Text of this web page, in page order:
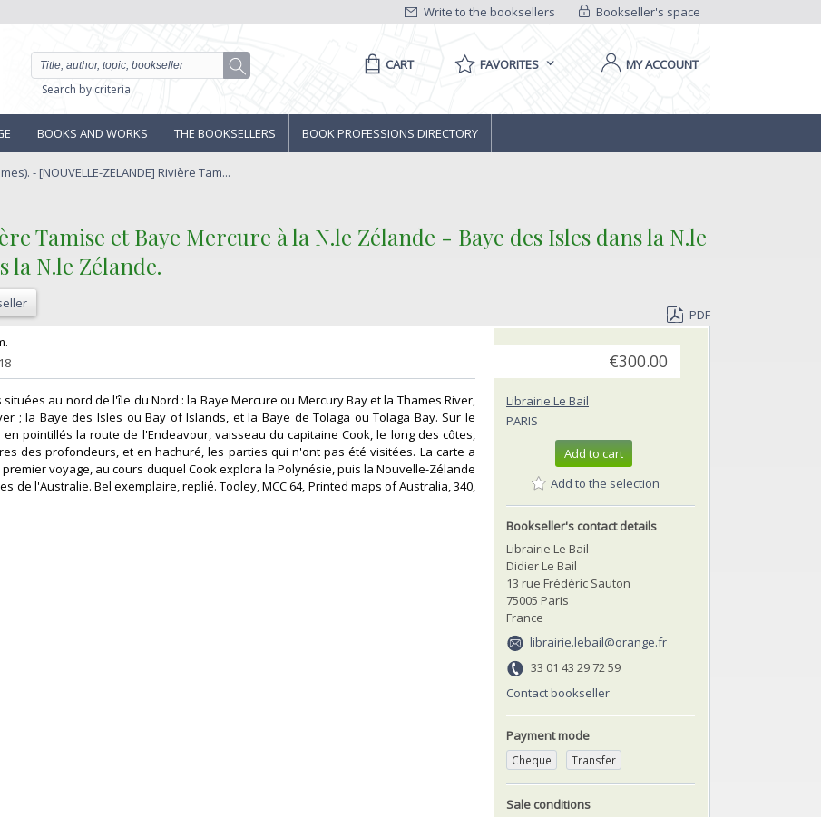
Bookseller's space
Write to the booksellers
Search by criteria
CART FAVORITES MY ACCOUNT
BOOKS AND WORKS THE BOOKSELLERS BOOK PROFESSIONS DIRECTORY
- [NOUVELLE-ZELANDE] Rivière Tam...
Tamise et Baye Mercure à la N.le Zélande - Baye des Isles dans la N.le
la N.le Zélande.‎
PDF
au nord de l'île du Nord : la Baye Mercure ou Mercury Bay et la Thames River,
; la Baye des Isles ou Bay of Islands, et la Baye de Tolaga ou Tolaga Bay. Sur le
pointillés la route de l'Endeavour, vaisseau du capitaine Cook, le long des côtes,
des profondeurs, et en hachuré, les parties qui n'ont pas été visitées. La carte a
voyage, au cours duquel Cook explora la Polynésie, puis la Nouvelle-Zélande
de l'Australie. Bel exemplaire, replié. Tooley, MCC 64, Printed maps of Australia, 340,
€300.00
Librairie Le Bail
PARIS
Add to cart
Add to the selection
Bookseller's contact details
Librairie Le Bail
Didier Le Bail
13 rue Frédéric Sauton
75005 Paris
France
librairie.lebail@orange.fr
33 01 43 29 72 59
Contact bookseller
Payment mode
Cheque Transfer
Sale conditions